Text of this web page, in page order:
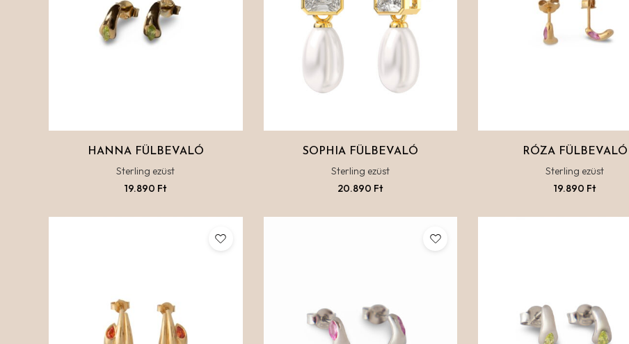
HANNA FÜLBEVALÓ
Sterling ezüst
19.890 Ft
SOPHIA FÜLBEVALÓ
Sterling ezüst
20.890 Ft
RÓZA FÜLBEVALÓ
Sterling ezüst
19.890 Ft